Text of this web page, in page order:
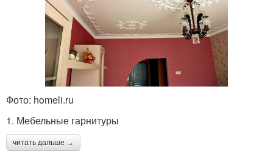
Фото: homeli.ru
1. Мебельные гарнитуры
читать дальше →